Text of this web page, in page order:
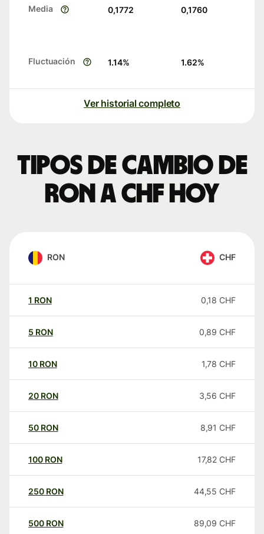
Media 0,1772 0,1760
Fluctuación 1.14% 1.62%
Ver historial completo
Tipos de cambio de
RON a CHF hoy
RON CHF
1 RON 0,18 CHF
5 RON 0,89 CHF
10 RON 1,78 CHF
20 RON 3,56 CHF
50 RON 8,91 CHF
100 RON 17,82 CHF
250 RON 44,55 CHF
500 RON 89,09 CHF